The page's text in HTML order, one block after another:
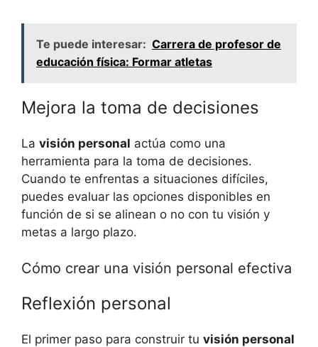
Te puede interesar: Carrera de profesor de
educación física: Formar atletas
Mejora la toma de decisiones
La visión personal actúa como una
herramienta para la toma de decisiones.
Cuando te enfrentas a situaciones difíciles,
puedes evaluar las opciones disponibles en
función de si se alinean o no con tu visión y
metas a largo plazo.
Cómo crear una visión personal efectiva
Reflexión personal
El primer paso para construir tu visión personal